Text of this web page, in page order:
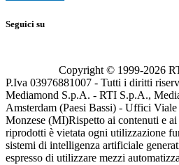
Seguici su
Copyright © 1999-2026
P.Iva 03976881007 - Tutti i diritti
Mediamond S.p.A. - RTI S.p.A.,
Amsterdam (Paesi Bassi) - Uffici
Monzese (MI)Rispetto ai contenuti e
riprodotti è vietata ogni utilizzazione
sistemi di intelligenza artificiale
espresso di utilizzare mezzi